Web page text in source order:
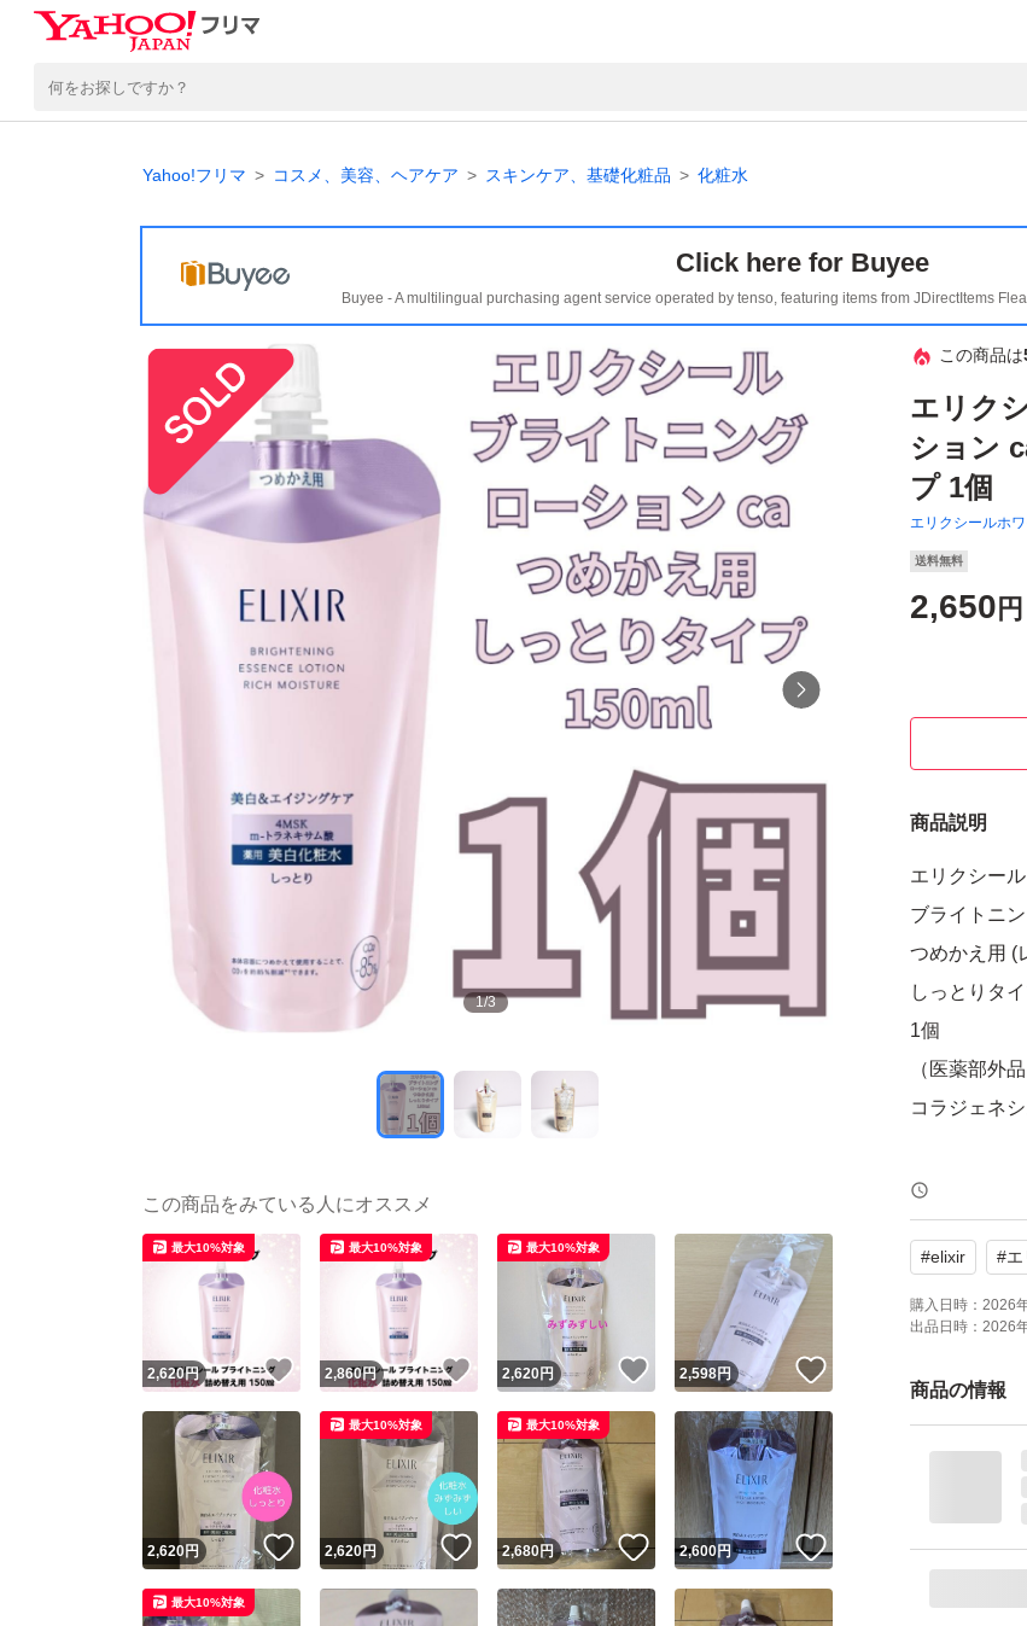
Yahoo!フリマ コスメ、美容、ヘアケア スキンケア、基礎化粧品 化粧水
Click here for Buyee
Buyee - A multilingual purchasing agent service operated by tenso, featuring items from JDirectItems
1/3
この商品は
エリク
ション
プ 1個
エリクシールホワ
送料無料
2,650 円
商品説明
エリクシー
ブライトニ
つめかえ用 (
しっとりタ
1個
（医薬部外
コラジェネ
■商品状態：
■購入年月：
☆即購入大
商品の再出
他にもセッ
プロフィー
さらにたく
お値引きさ
#elixir #
購入日時： 2026
出品日時： 2026
商品の情報
この商品をみている人にオススメ
2,620円 いいね！
最大10%対象
2,860円 いいね！
最大10%対象
2,620円 いいね！
最大10%対象
2,598円
2,620円 いいね！
2,620円 いいね！
最大10%対象
2,680円 いいね！
最大10%対象
2,600円 いいね！
最大10%対象